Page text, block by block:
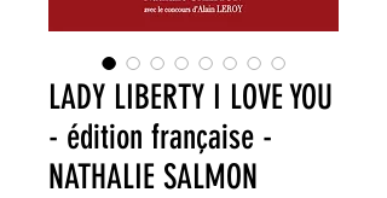
LADY LIBERTY I LOVE YOU
- édition française -
NATHALIE SALMON